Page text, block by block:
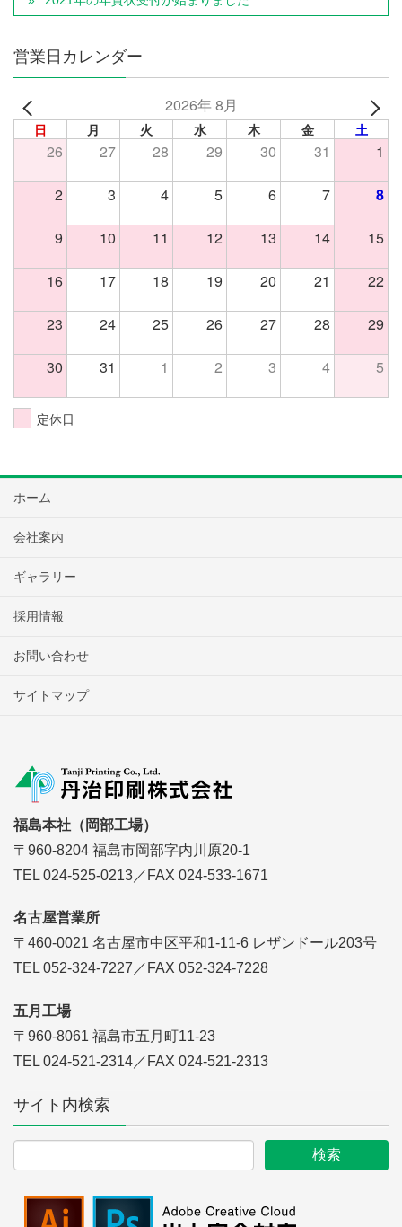
営業日カレンダー
2026年 8月
日 月 火 水 木 金 土
26 27 28 29 30 31 1
2 3 4 5 6 7 8
9 10 11 12 13 14 15
16 17 18 19 20 21 22
23 24 25 26 27 28 29
30 31 1 2 3 4 5
定休日
ホーム
会社案内
ギャラリー
採用情報
お問い合わせ
サイトマップ
福島本社（岡部工場）
〒960-8204 福島市岡部字内川原20-1
TEL 024-525-0213／FAX 024-533-1671
名古屋営業所
〒460-0021 名古屋市中区平和1-11-6 レザンドール203号
TEL 052-324-7227／FAX 052-324-7228
五月工場
〒960-8061 福島市五月町11-23
TEL 024-521-2314／FAX 024-521-2313
サイト内検索